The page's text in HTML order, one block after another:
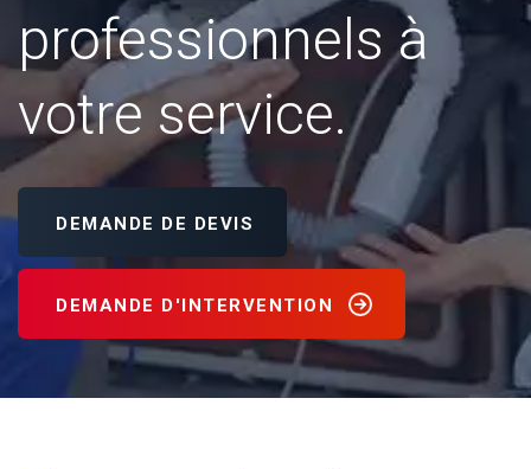
professionnels à
votre service.
DEMANDE DE DEVIS
DEMANDE D'INTERVENTION